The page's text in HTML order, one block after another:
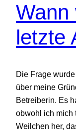
Wann
letzte
Die Frage
über meine
Betreiberin. Es
obwohl ich mich
Weilchen her,